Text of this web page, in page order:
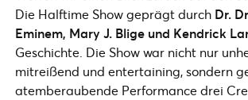
Die Halftime Show geprägt durch Dr.
Eminem, Mary J. Blige und Kendrick
Geschichte. Die Show war nicht nur
mitreißend und entertaining, sondern
atemberaubende Performance drei